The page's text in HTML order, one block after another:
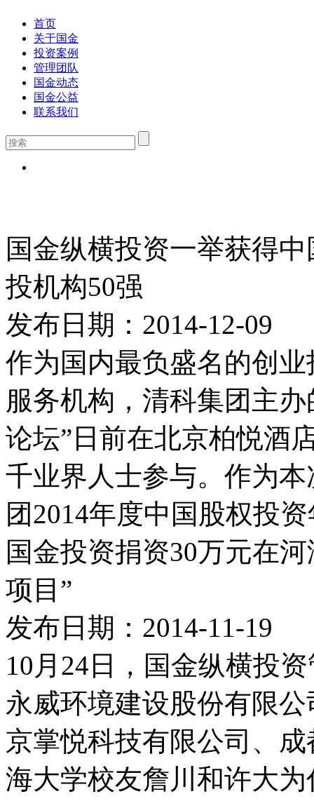
首页
关于国金
投资案例
管理团队
国金动态
国金公益
联系我们
国金纵横投资一举获得
投机构50强
发布日期：2014-12-09
作为国内最负盛名的创
服务机构，清科集团主
论坛”日前在北京柏悦酒
千业界人士参与。作为
团2014年度中国股权投
国金投资捐资30万元在
项目”
发布日期：2014-11-19
10月24日，国金纵横投
永威环境建设股份有限
京掌悦科技有限公司、
海大学校友詹川和许大